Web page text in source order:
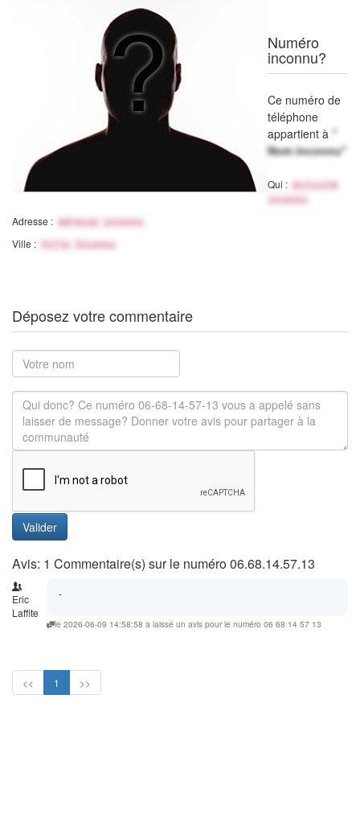
Numéro
inconnu?
Ce numéro de
téléphone
appartient à "
Nom inconnu"
Qui :
Activité
inconnu
Adresse : Adresse inconnu
Ville : Ville Inconnu
Déposez votre commentaire
Valider
Avis: 1 Commentaire(s) sur le numéro 06.68.14.57.13
Eric
Laffite
-
le 2026-06-09 14:58:58 a laissé un avis pour le numéro 06 68 14 57 13
<< 1 >>